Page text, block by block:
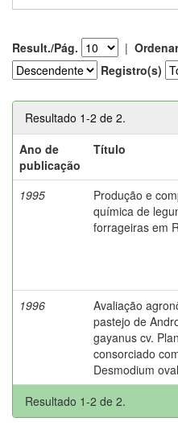
Result./Pág. |
Registro(s)
Resultado 1-2 de 2.
Ano de
publicação
Título
1995
Produção e
química de
forrageiras em
1996
Avaliação
pastejo de
gayanus cv.
consorciado
Desmodium
Resultado 1-2 de 2.